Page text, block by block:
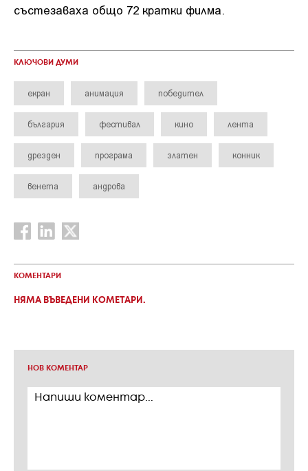
състезаваха общо 72 кратки филма.
КЛЮЧОВИ ДУМИ
екран анимация победител
българия фестивал кино лента
дрезден програма златен конник
венета андрова
КОМЕНТАРИ
НЯМА ВЪВЕДЕНИ КОМЕТАРИ.
НОВ КОМЕНТАР